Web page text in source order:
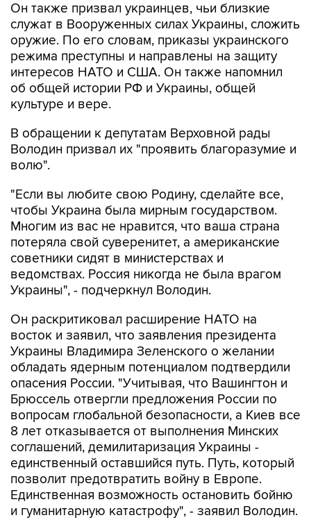
Он также призвал украинцев, чьи близкие
служат в Вооруженных силах Украины, сложить
оружие. По его словам, приказы украинского
режима преступны и направлены на защиту
интересов НАТО и США. Он также напомнил
об общей истории РФ и Украины, общей
культуре и вере.
В обращении к депутатам Верховной рады
Володин призвал их "проявить благоразумие и
волю".
"Если вы любите свою Родину, сделайте все,
чтобы Украина была мирным государством.
Многим из вас не нравится, что ваша страна
потеряла свой суверенитет, а американские
советники сидят в министерствах и
ведомствах. Россия никогда не была врагом
Украины", - подчеркнул Володин.
Он раскритиковал расширение НАТО на
восток и заявил, что заявления президента
Украины Владимира Зеленского о желании
обладать ядерным потенциалом подтвердили
опасения России. "Учитывая, что Вашингтон и
Брюссель отвергли предложения России по
вопросам глобальной безопасности, а Киев все
8 лет отказывается от выполнения Минских
соглашений, демилитаризация Украины -
единственный оставшийся путь. Путь, который
позволит предотвратить войну в Европе.
Единственная возможность остановить бойню
и гуманитарную катастрофу", - заявил Володин.